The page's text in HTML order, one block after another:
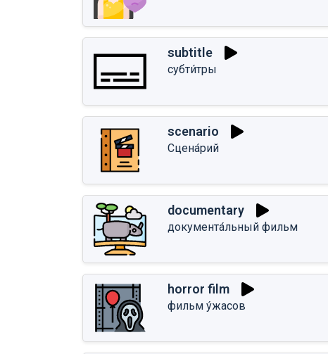
subtitle
субти́тры
scenario
Сцена́рий
documentary
документа́льный фильм
horror film
фильм у́жасов